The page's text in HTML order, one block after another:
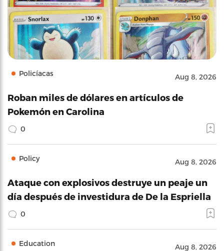
Policíacas Aug 8, 2026
Roban miles de dólares en artículos de
Pokemón en Carolina
0
Policy Aug 8, 2026
Ataque con explosivos destruye un peaje un
día después de investidura de De la Espriella
0
Education Aug 8, 2026